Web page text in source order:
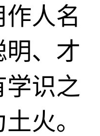
人名
明、才
学识之
火。